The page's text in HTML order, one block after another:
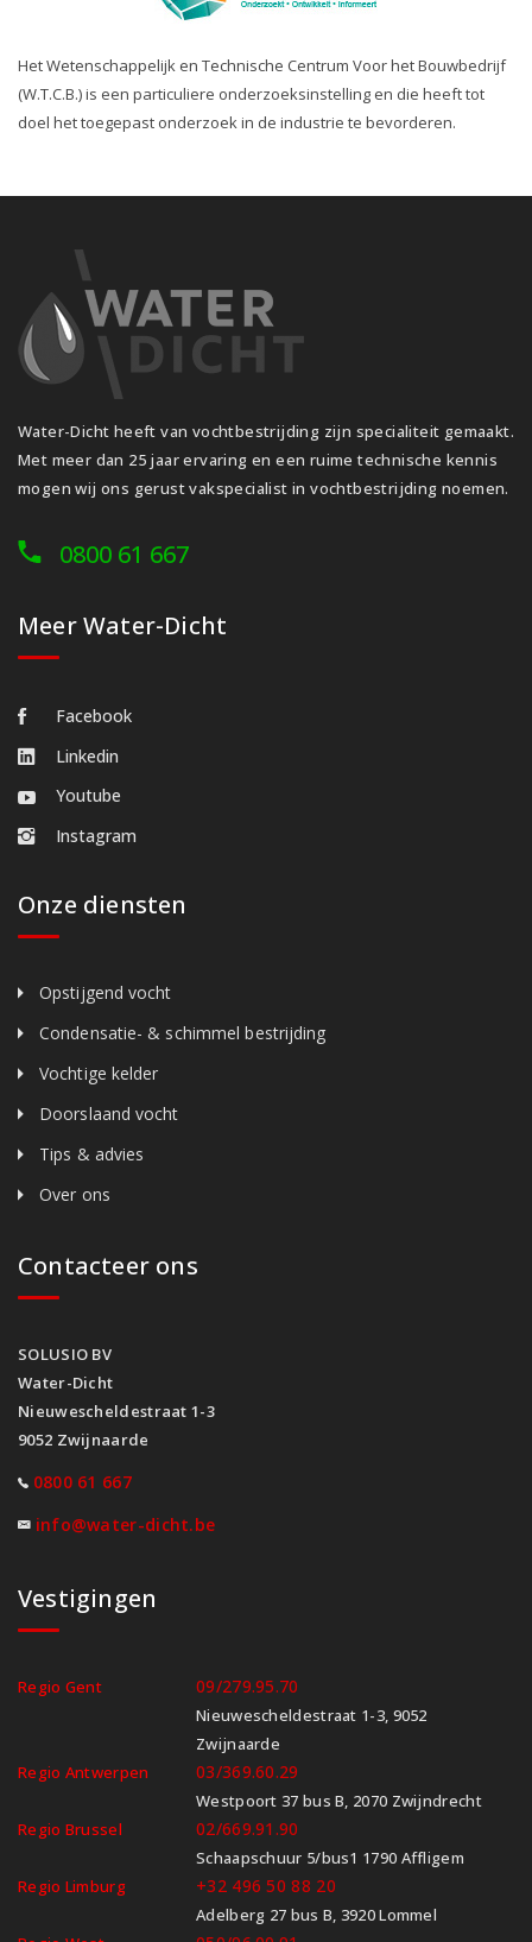
Het Wetenschappelijk en Technische Centrum Voor het Bouwbedrijf
(W.T.C.B.) is een particuliere onderzoeksinstelling en die heeft tot
doel het toegepast onderzoek in de industrie te bevorderen.
Water-Dicht heeft van vochtbestrijding zijn specialiteit gemaakt.
Met meer dan 25 jaar ervaring en een ruime technische kennis
mogen wij ons gerust vakspecialist in vochtbestrijding noemen.
0800 61 667
Meer Water-Dicht
Facebook
Linkedin
Youtube
Instagram
Onze diensten
Opstijgend vocht
Condensatie- & schimmel bestrijding
Vochtige kelder
Doorslaand vocht
Tips & advies
Over ons
Contacteer ons
SOLUSIO BV
Water-Dicht
Nieuwescheldestraat 1-3
9052 Zwijnaarde
0800 61 667
info@water-dicht.be
Vestigingen
Regio Gent 09/279.95.70
Nieuwescheldestraat 1-3, 9052
Zwijnaarde
Regio Antwerpen
03/369.60.29
Westpoort 37 bus B, 2070 Zwijndrecht
Regio Brussel
02/669.91.90
Schaapschuur 5/bus1 1790 Affligem
Regio Limburg
+32 496 50 88 20
Adelberg 27 bus B, 3920 Lommel